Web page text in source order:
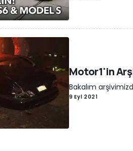
Motor1'in
Bakalım
9 Eyl 2021